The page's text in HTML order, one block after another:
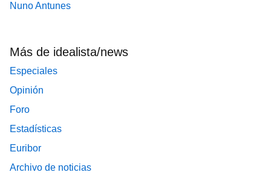
Nuno Antunes
Más de idealista/news
Especiales
Opinión
Foro
Estadísticas
Euribor
Archivo de noticias